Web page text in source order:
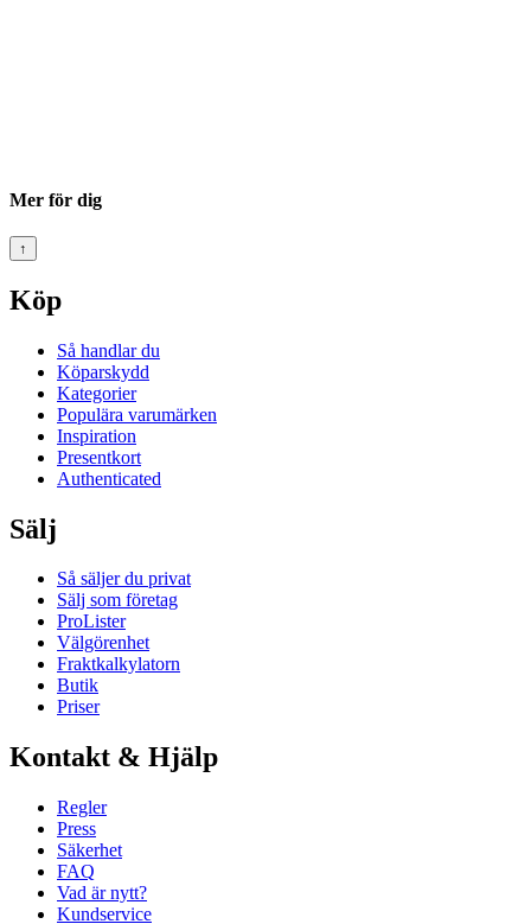
Mer för dig
↑
Köp
Så handlar du
Köparskydd
Kategorier
Populära varumärken
Inspiration
Presentkort
Authenticated
Sälj
Så säljer du privat
Sälj som företag
ProLister
Välgörenhet
Fraktkalkylatorn
Butik
Priser
Kontakt & Hjälp
Regler
Press
Säkerhet
FAQ
Vad är nytt?
Kundservice